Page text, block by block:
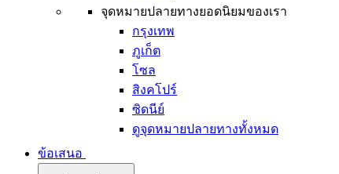
จุดหมายปลายทางยอดนิยมของเรา
กรุงเทพ
ภูเก็ต
โซล
สิงคโปร์
ซิดนีย์
ดูจุดหมายปลายทางทั้งหมด
ข้อเสนอ